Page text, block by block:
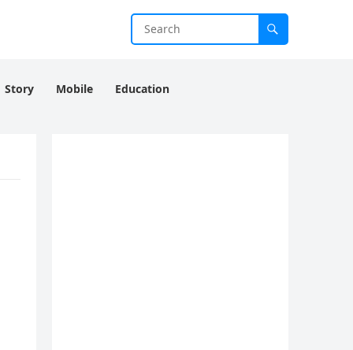
Story Mobile Education